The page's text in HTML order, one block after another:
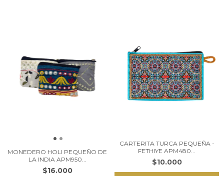
MONEDERO HOLI PEQUEÑO DE
LA INDIA APM950...
$16.000
CARTERITA TURCA PEQUEÑA -
FETHIYE APM480...
$10.000